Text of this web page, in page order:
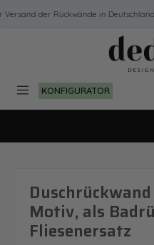
Zum Hauptinhalt springen
der Rückwände in Deutschland |
KONFIGURATOR
Motiv, als
Fliesenersatz